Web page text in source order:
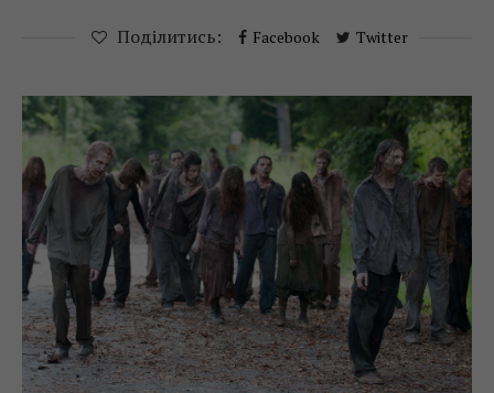
Поділитись: Facebook Twitter